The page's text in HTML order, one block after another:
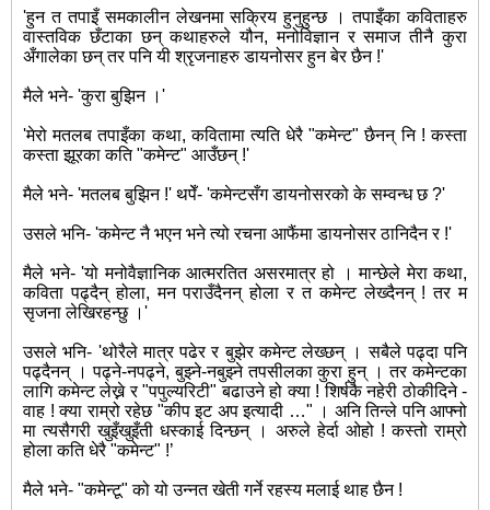
'हुन त तपाइँ समकालीन लेखनमा सकि्रय हुनुहुन्छ । तपाइँका कविताहरु
वास्तविक छँटाका छन् कथाहरुले यौन, मनोविज्ञान र समाज तीनै कुरा
अँगालेका छन् तर पनि यी श्रृजनाहरु डायनोसर हुन बेर छैन !'
मैले भने- 'कुरा बुझिन ।'
'मेरो मतलब तपाइँका कथा, कवितामा त्यति धेरै "कमेन्ट" छैनन् नि ! कस्ता
कस्ता झूरका कति "कमेन्ट" आउँछन् !'
मैले भने- 'मतलब बुझिन !' थपेँ- 'कमेन्टसँग डायनोसरको के सम्वन्ध छ ?'
उसले भनि- 'कमेन्ट नै भएन भने त्यो रचना आफैंमा डायनोसर ठानिदैन र !'
मैले भने- 'यो मनोवैज्ञानिक आत्मरतित असरमात्र हो । मान्छेले मेरा कथा,
कविता पढ्दैन् होला, मन पराउँदैनन् होला र त कमेन्ट लेख्दैनन् ! तर म
सृजना लेखिरहन्छु ।'
उसले भनि- 'थोरैले मात्र पढेर र बुझेर कमेन्ट लेख्छन् । सबैले पढ्दा पनि
पढ्दैनन् । पढ्ने-नपढ्ने, बुझ्ने-नबुझ्ने तपसीलका कुरा हुन् । तर कमेन्टका
लागि कमेन्ट लेख्ने र "पपुल्यरिटी" बढाउने हो क्या ! शिर्षकै नहेरी ठोकीदिने -
वाह ! क्या राम्रो रहेछ "कीप इट अप इत्यादी …" । अनि तिन्ले पनि आफ्नो
मा त्यसैगरी खुइँखुइँती धस्काई दिन्छन् । अरुले हेर्दा ओहो ! कस्तो राम्रो
होला कति धेरै "कमेन्ट" !’
मैले भने- "कमेन्टू" को यो उन्नत खेती गर्ने रहस्य मलाई थाह छैन !